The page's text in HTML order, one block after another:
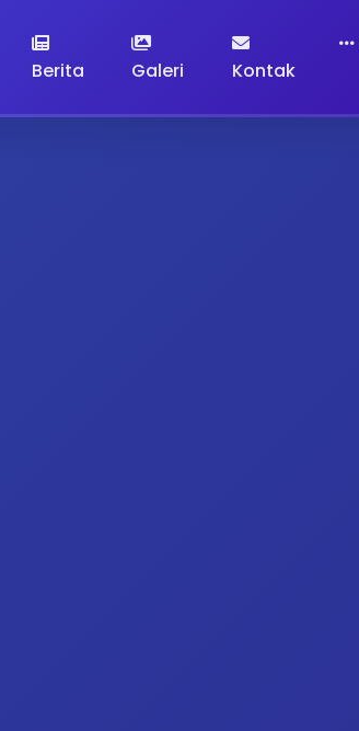
Berita
Galeri Kontak